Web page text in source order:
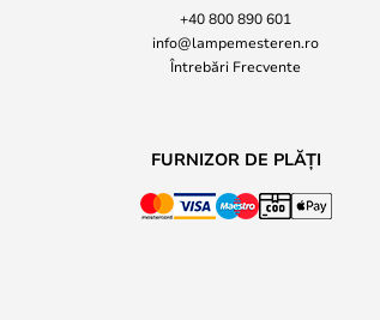
+40 800 890 601
info@lampemesteren.ro
Întrebări Frecvente
FURNIZOR DE PLĂȚI